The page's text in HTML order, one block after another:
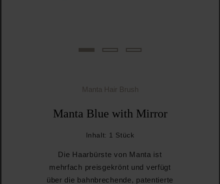
Manta Hair Brush
Manta Blue with Mirror
Inhalt: 1 Stück
Die Haarbürste von Manta ist
mehrfach preisgekrönt und verfügt
über die bahnbrechende, patentierte